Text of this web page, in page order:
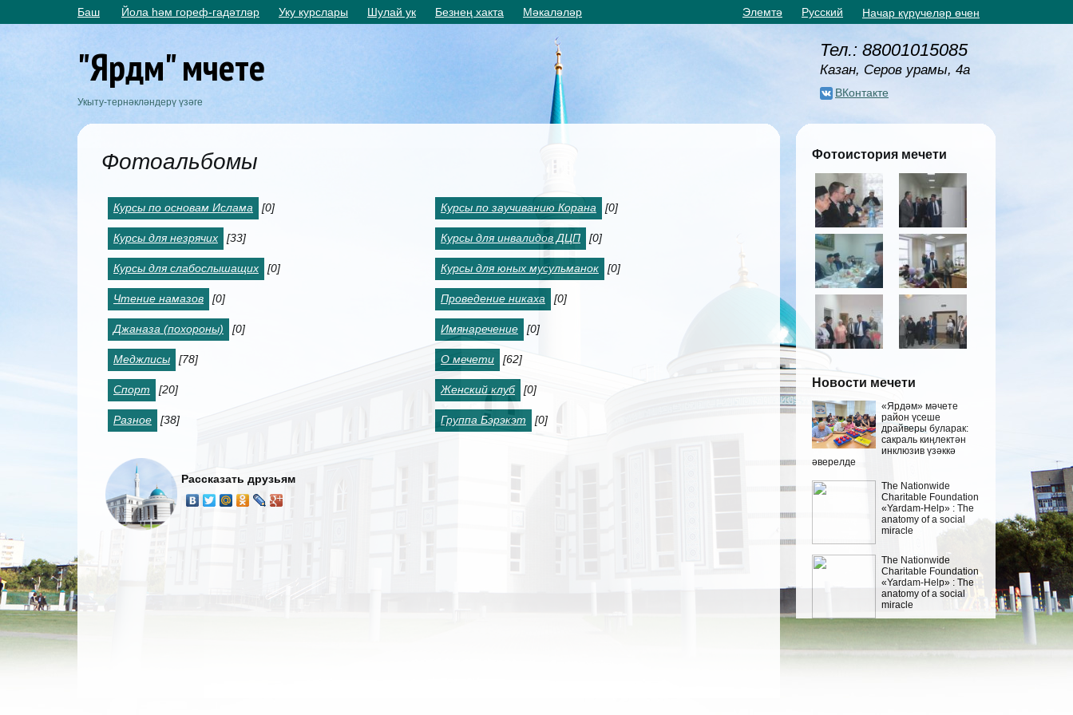
Баш Йола һәм гореф-гадәтләр Уку курслары Шулай ук Безнең хакта Мәкаләләр Элемтә Русский Начар күрүчеләр өчен
"Ярдәм" мәчете
Укыту-тернәкләндерү үзәге
Тел.: 88001015085
Казан, Серов урамы, 4а
ВКонтакте
Фотоальбомы
Курсы по основам Ислама [0] Курсы по заучиванию Корана [0]
Курсы для незрячих [33] Курсы для инвалидов ДЦП [0]
Курсы для слабослышащих [0] Курсы для юных мусульманок [0]
Чтение намазов [0] Проведение никаха [0]
Джаназа (похороны) [0] Имянаречение [0]
Меджлисы [78] О мечети [62]
Спорт [20] Женский клуб [0]
Разное [38] Группа Бэрэкэт [0]
Рассказать друзьям
Фотоистория мечети
Новости мечети
«Ярдәм» мәчете
район үсеше
драйверы буларак:
сакраль киңлектән
инклюзив үзәккә
әверелде
The Nationwide
Charitable Foundation
«Yardam-Help» : The
anatomy of a social
miracle
The Nationwide
Charitable Foundation
«Yardam-Help» : The
anatomy of a social
miracle